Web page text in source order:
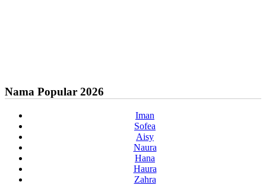
Nama Popular 2026
Iman
Sofea
Aisy
Naura
Hana
Haura
Zahra